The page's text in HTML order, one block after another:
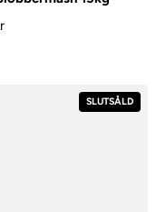
SLUTSÅLD